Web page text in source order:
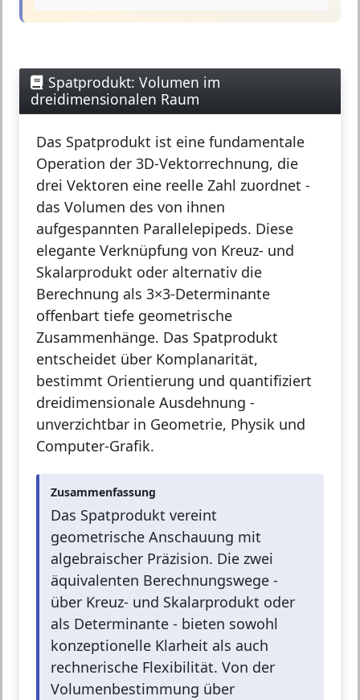
Spatprodukt: Volumen im
dreidimensionalen Raum
Das Spatprodukt ist eine fundamentale
Operation der 3D-Vektorrechnung, die
drei Vektoren eine reelle Zahl zuordnet -
das Volumen des von ihnen
aufgespannten Parallelepipeds. Diese
elegante Verknüpfung von Kreuz- und
Skalarprodukt oder alternativ die
Berechnung als 3×3-Determinante
offenbart tiefe geometrische
Zusammenhänge. Das Spatprodukt
entscheidet über Komplanarität,
bestimmt Orientierung und quantifiziert
dreidimensionale Ausdehnung -
unverzichtbar in Geometrie, Physik und
Computer-Grafik.
Zusammenfassung
Das Spatprodukt vereint
geometrische Anschauung mit
algebraischer Präzision. Die zwei
äquivalenten Berechnungswege -
über Kreuz- und Skalarprodukt oder
als Determinante - bieten sowohl
konzeptionelle Klarheit als auch
rechnerische Flexibilität. Von der
Volumenbestimmung über